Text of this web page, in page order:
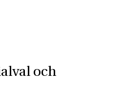
och